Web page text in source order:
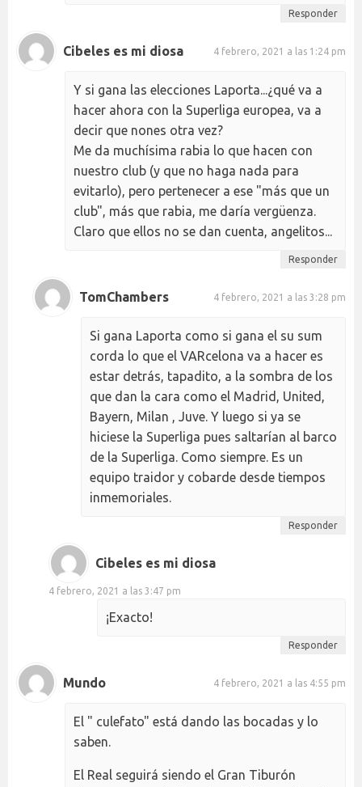
Responder
Cibeles es mi diosa 4 febrero, 2021 a las 1:24 pm
Y si gana las elecciones Laporta...¿qué va a
hacer ahora con la Superliga europea, va a
decir que nones otra vez?
Me da muchísima rabia lo que hacen con
nuestro club (y que no haga nada para
evitarlo), pero pertenecer a ese "más que un
club", más que rabia, me daría vergüenza.
Claro que ellos no se dan cuenta, angelitos...
Responder
TomChambers 4 febrero, 2021 a las 3:28 pm
Si gana Laporta como si gana el su sum
corda lo que el VARcelona va a hacer es
estar detrás, tapadito, a la sombra de los
que dan la cara como el Madrid, United,
Bayern, Milan , Juve. Y luego si ya se
hiciese la Superliga pues saltarían al barco
de la Superliga. Como siempre. Es un
equipo traidor y cobarde desde tiempos
inmemoriales.
Responder
Cibeles es mi diosa
4 febrero, 2021 a las 3:47 pm
¡Exacto!
Responder
Mundo 4 febrero, 2021 a las 4:55 pm
El " culefato" está dando las bocadas y lo
saben.
El Real seguirá siendo el Gran Tiburón